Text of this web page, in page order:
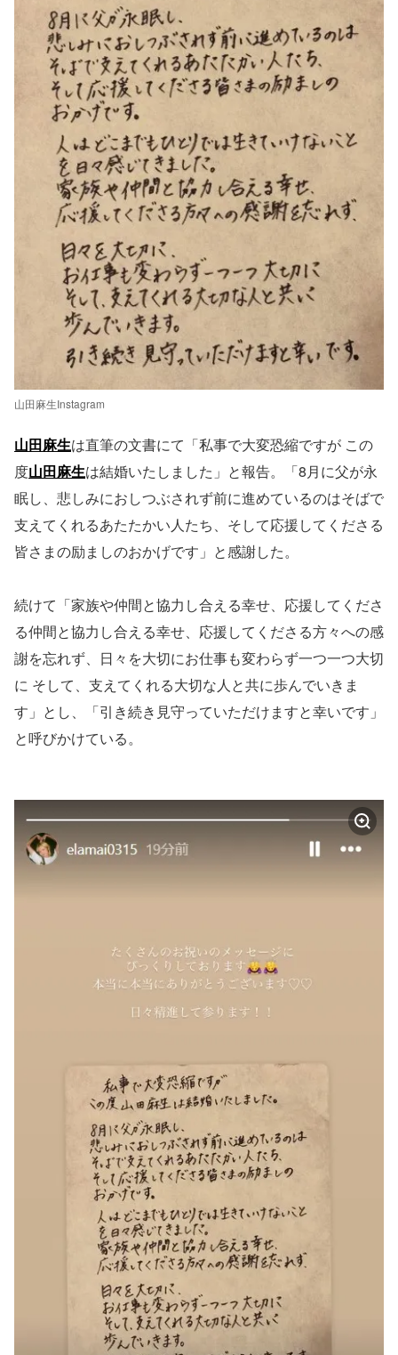
山田麻生Instagram
山田麻生は直筆の文書にて「私事で大変恐縮ですが この
度山田麻生は結婚いたしました」と報告。「8月に父が永
眠し、悲しみにおしつぶされず前に進めているのはそばで
支えてくれるあたたかい人たち、そして応援してくださる
皆さまの励ましのおかげです」と感謝した。
続けて「家族や仲間と協力し合える幸せ、応援してくださ
る仲間と協力し合える幸せ、応援してくださる方々への感
謝を忘れず、日々を大切にお仕事も変わらず一つ一つ大切
に そして、支えてくれる大切な人と共に歩んでいきま
す」とし、「引き続き見守っていただけますと幸いです」
と呼びかけている。